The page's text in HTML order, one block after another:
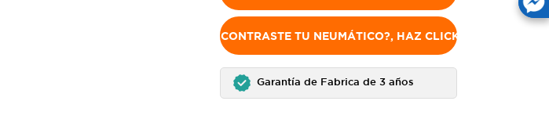
NO ENCONTRASTE TU NEUMÁTICO?, HAZ CLICK AQUÍ
Garantía de Fabrica de 3 años